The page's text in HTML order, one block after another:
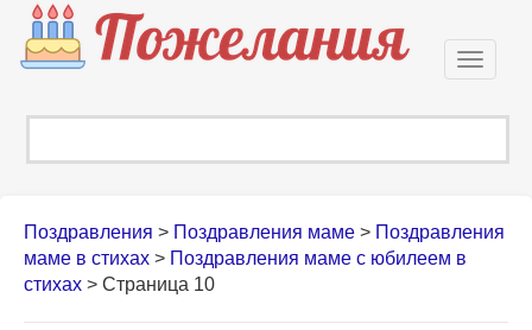
Поздравления > Поздравления маме > Поздравления
маме в стихах > Поздравления маме с юбилеем в
стихах > Страница 10